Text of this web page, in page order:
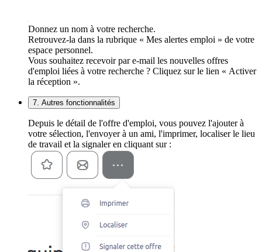
Donnez un nom à votre recherche.
Retrouvez-la dans la rubrique « Mes alertes emploi » de votre
espace personnel.
Vous souhaitez recevoir par e-mail les nouvelles offres
d'emploi liées à votre recherche ? Cliquez sur le lien « Activer
la réception ».
7. Autres fonctionnalités
Depuis le détail de l'offre d'emploi, vous pouvez l'ajouter à
votre sélection, l'envoyer à un ami, l'imprimer, localiser le lieu
de travail et la signaler en cliquant sur :